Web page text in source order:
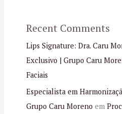
Recent Comments
Lips Signature: Dra. Caru
Exclusivo | Grupo Caru
Faciais
Especialista em
Grupo Caru Moreno em